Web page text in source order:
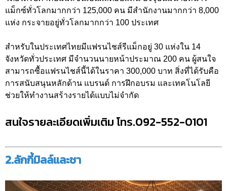
แม็กซ์ทั่วโลกมากกว่า 125,000 คน มีสำนักงานมากกว่า 8,000
แห่ง กระจายอยู่ทั่วโลกมากกว่า 100 ประเทศ
สำหรับในประเทศไทยมีแฟรนไชส์รีแม็กอยู่ 30 แห่งใน 14
จังหวัดทั่วประเทศ มีจำนวนนายหน้าประมาณ 200 คน ผู้สนใจ
สามารถซื้อแฟรนไชส์นี้ได้ในราคา 300,000 บาท สิ่งที่ได้รับคือ
การสนับสนุนหลักด้าน แบรนด์ การฝึกอบรม และเทคโนโลยี
ช่วยให้ทำงานสร้างรายได้แบบไม่จำกัด
สนใจรายละเอียดเพิ่มเติม โทร.092-552-0101
2.ลักกี้มิลล์และชา